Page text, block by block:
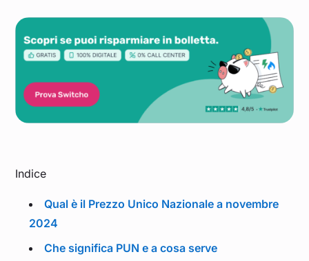
Indice
Qual è il Prezzo Unico Nazionale a novembre
2024
Che significa PUN e a cosa serve